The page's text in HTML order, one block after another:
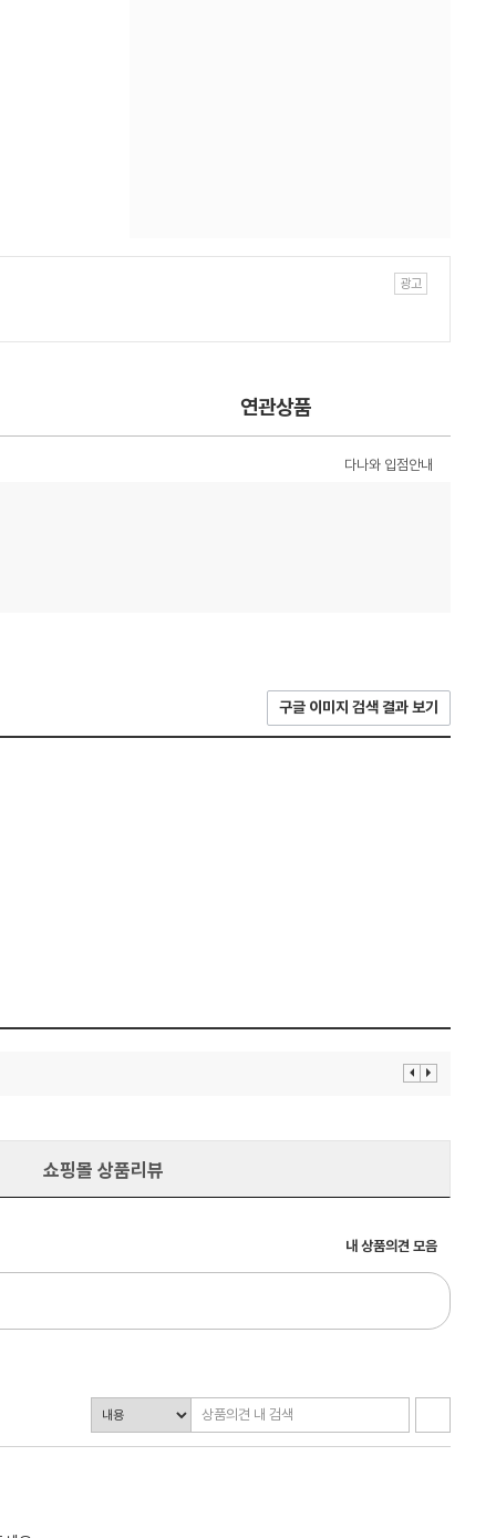
연관상품
다나와 입점안내
구글 이미지 검색 결과 보기
이 다
쇼핑몰 상품리뷰
내 상품의견 모음